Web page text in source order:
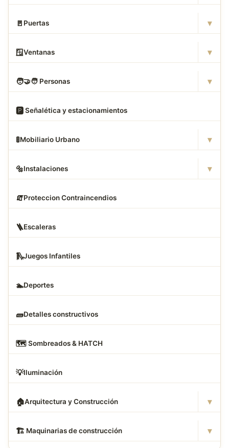
🚪 Puertas ▾
🪟Ventanas ▾
🧑‍🤝‍🧑 Personas ▾
🅿️ Señalética y estacionamientos
🚦Mobiliario Urbano ▾
🔩Instalaciones ▾
🧯Proteccion Contraincendios
🪜Escaleras
🛝Juegos Infantiles
🏊Deportes
🧱Detalles constructivos
🗺️ Sombreados & HATCH
💡Iluminación
🏠Arquitectura y Construcción ▾
🏗 ️ Maquinarias de construcción ▾